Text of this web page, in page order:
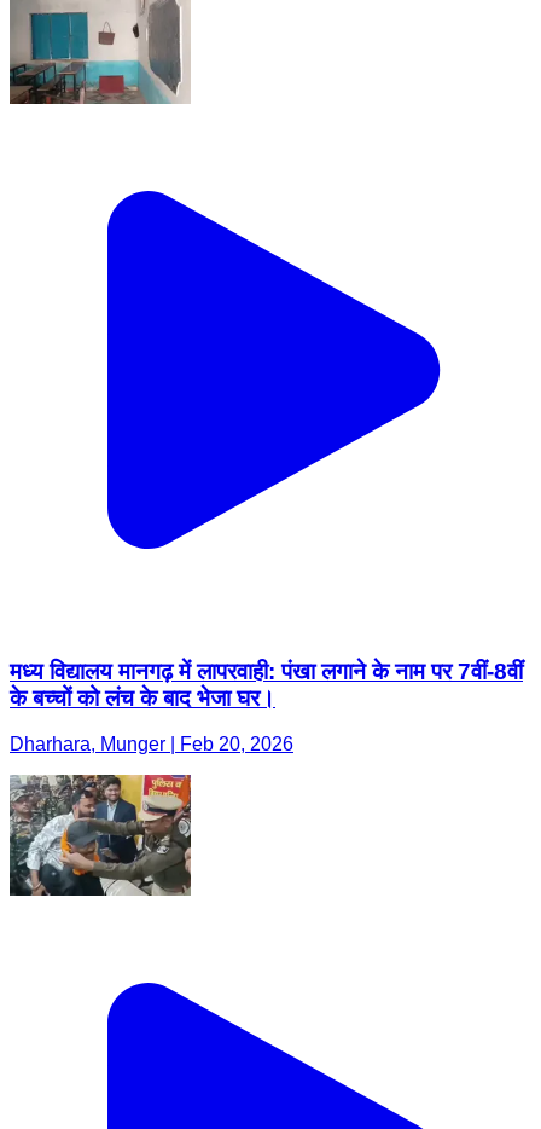
मध्य विद्यालय मानगढ़ में लापरवाही: पंखा लगाने के नाम पर 7वीं-8वीं
के बच्चों को लंच के बाद भेजा घर।
Dharhara, Munger | Feb 20, 2026